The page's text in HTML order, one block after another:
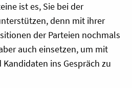
ist es, Sie bei der
denn mit ihrer
der Parteien nochmals
auch einsetzen, um mit
ins Gespräch zu